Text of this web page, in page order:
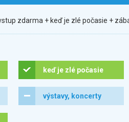
zdarma + keď je zlé počasie +
keď je zlé počasie
výstavy, koncerty